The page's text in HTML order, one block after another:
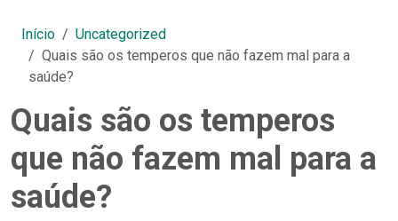
Início
Uncategorized
Quais são os temperos que não fazem mal para a
saúde?
Quais são os temperos
que não fazem mal para a
saúde?